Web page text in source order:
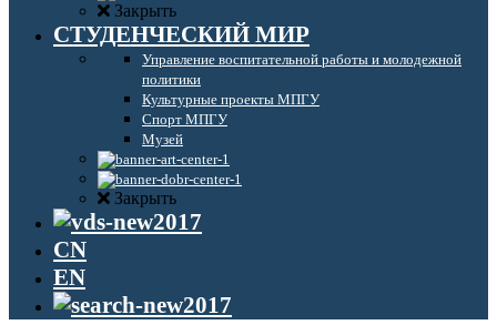
Закрыть
СТУДЕНЧЕСКИЙ МИР
Управление воспитательной работы и молодежной
политики
Культурные проекты МПГУ
Спорт МПГУ
Музей
Закрыть
CN
EN